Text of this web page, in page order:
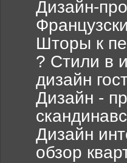
Дизайн-
Шторы к
? Стили в
дизайн
Дизайн -
Дизайн
обзор